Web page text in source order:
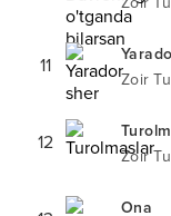
11
Zoir
12
Zoir
Ona